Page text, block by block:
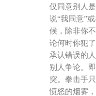
仅同意别人
说“我同意”
候，除非你
论何时你犯
承认错误的
别人争论。
突。拳击手
愤怒的烟雾